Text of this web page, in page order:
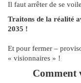
Il faut arrêter de se
Traitons de la réalité
2035 !
Et pour fermer –
« visionnaires » !
Comment